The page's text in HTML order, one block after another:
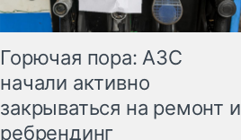
Горючая пора: АЗС
начали активно
закрываться на ремонт и
ребрендинг